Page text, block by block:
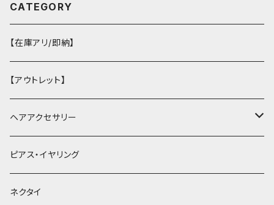
CATEGORY
【在庫アリ/即納】
【アウトレット】
ヘアアクセサリー
ヘアクリップ
ヘッドドレス・カチューシャ
ピアス・イヤリング
ネクタイ